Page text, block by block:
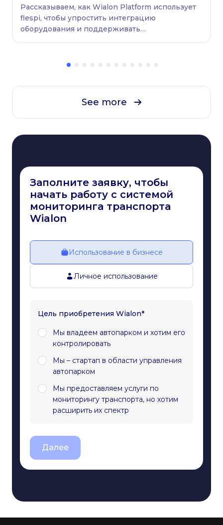
Рассказываем, как Wialon Platform использует
flespi, чтобы упростить интеграцию
оборудования и поддерживать
See more
Заполните заявку, чтобы
начать работу с системой
мониторинга транспорта
Wialon
Использование в бизнесе
Личное использование
Цель приобретения Wialon*
Мы владеем автопарком и хотим его
контролировать
Мы – стартап в области управления
автопарком
Мы предоставляем услуги по
мониторингу транспорта, но хотим
расширить их спектр
Далее